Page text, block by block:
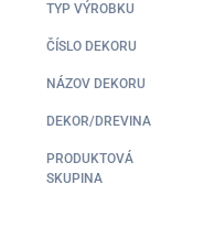
TYP VÝROBKU
ČÍSLO DEKORU
NÁZOV DEKORU
DEKOR/DREVINA
PRODUKTOVÁ
SKUPINA